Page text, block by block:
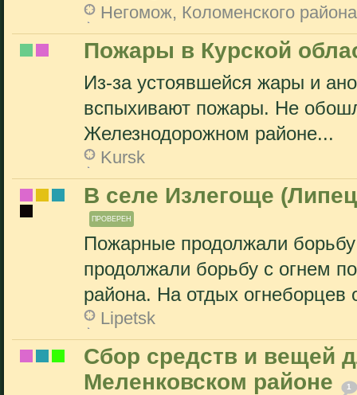
Негомож, Коломенского района
Пожары в Курской
Из-за устоявшейся жары и
вспыхивают пожары. Не
Железнодорожном районе...
Kursk
В селе Излегоще
ПРОВЕРЕН
Пожарные продолжали
продолжали борьбу с огнем
района. На отдых огнеборцев
Lipetsk
Сбор средств и вещей
Меленковском районе
1